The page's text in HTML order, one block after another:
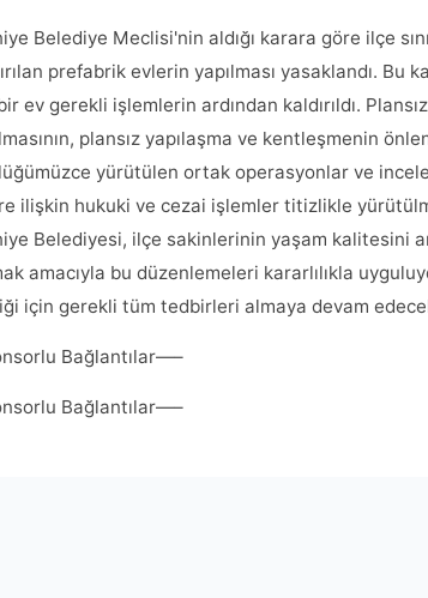
Belediye Meclisi'nin aldığı karara göre ilçe
prefabrik evlerin yapılması yasaklandı.
ev gerekli işlemlerin ardından kaldırıldı.
plansız yapılaşma ve kentleşmenin
yürütülen ortak operasyonlar ve
ilişkin hukuki ve cezai işlemler titizlikle
Belediyesi, ilçe sakinlerinin yaşam kalitesini
amacıyla bu düzenlemeleri kararlılıkla
için gerekli tüm tedbirleri almaya devam
Bağlantılar—–
Bağlantılar—–